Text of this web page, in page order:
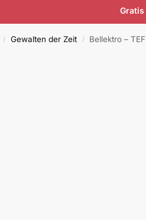
/ Gewalten der Zeit / Bellektro –